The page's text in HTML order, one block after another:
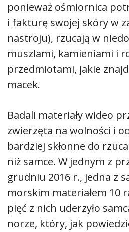
ponieważ ośmiornica
i fakturę swojej skóry w
nastroju), rzucają w
muszlami, kamieniami i
przedmiotami, jakie
macek.
Badali materiały wideo
zwierzęta na wolności i
bardziej skłonne do
niż samce. W jednym z
grudniu 2016 r., jedna z
morskim materiałem 10
pięć z nich uderzyło
norze, który, jak